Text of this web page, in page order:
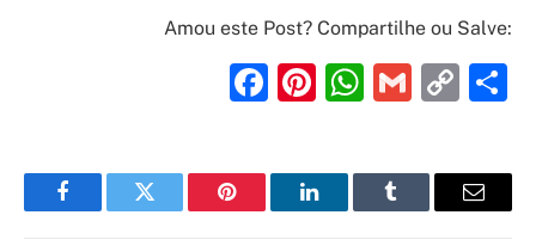
Amou este Post? Compartilhe ou Salve:
Facebook
Pinterest
Gmail
FacebookTwitter Pinterest LinkedInTumblr Email